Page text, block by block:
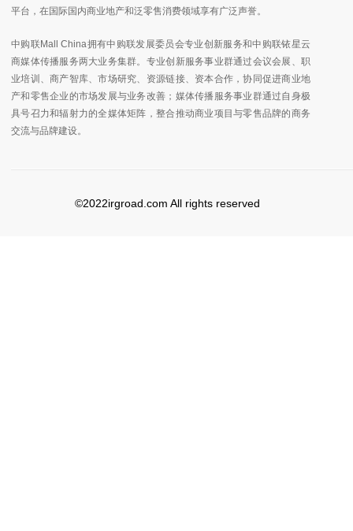
平台，在国际国内商业地产和泛零售消费领域享有广泛声誉。
中购联Mall China拥有中购联发展委员会专业创新服务和中购联铱星云
商媒体传播服务两大业务集群。专业创新服务事业群通过会议会展、职
业培训、商产智库、市场研究、资源链接、资本合作，协同促进商业地
产和零售企业的市场发展与业务改善；媒体传播服务事业群通过自身极
具号召力和辐射力的全媒体矩阵，整合推动商业项目与零售品牌的商务
交流与品牌建设。
©2022irgroad.com All rights reserved